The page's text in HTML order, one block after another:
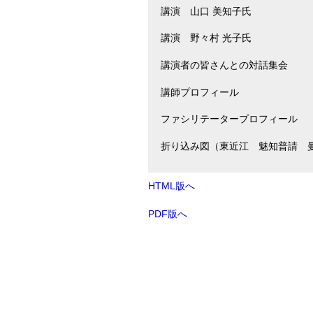
講演 山口 美知子氏
講演 野々村 光子氏
講演者の皆さんとの対話集会
講師プロフィール
ファシリテータープロフィール
折り込み図（東近江 魅知普請
HTML版へ
PDF版へ